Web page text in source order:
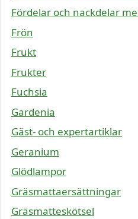
Fördelar och nackdelar
Frön
Frukt
Frukter
Fuchsia
Gardenia
Gäst- och expertartiklar
Geranium
Glödlampor
Gräsmattaersättningar
Gräsmatteskötsel